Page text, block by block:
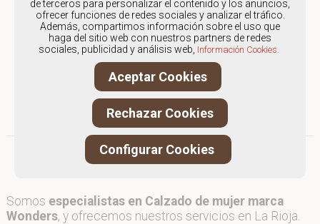
Los envíos a La Rioja gestionados
entre semana se entregarán en
menos de 48 horas; los pedidos
realizados en fin de semana, el
producto se enviará a partir del
lunes.
Somos especialistas en Calzado de mujer marca
Wonders, y ofrecemos nuestros servicios en La Rioja.
de terceros para personalizar el contenido y los anuncios,
ofrecer funciones de redes sociales y analizar el tráfico.
Además, compartimos información sobre el uso que
haga del sitio web con nuestros partners de redes
sociales, publicidad y análisis web, Información Cookies.
Aceptar Cookies
Rechazar Cookies
Configurar Cookies